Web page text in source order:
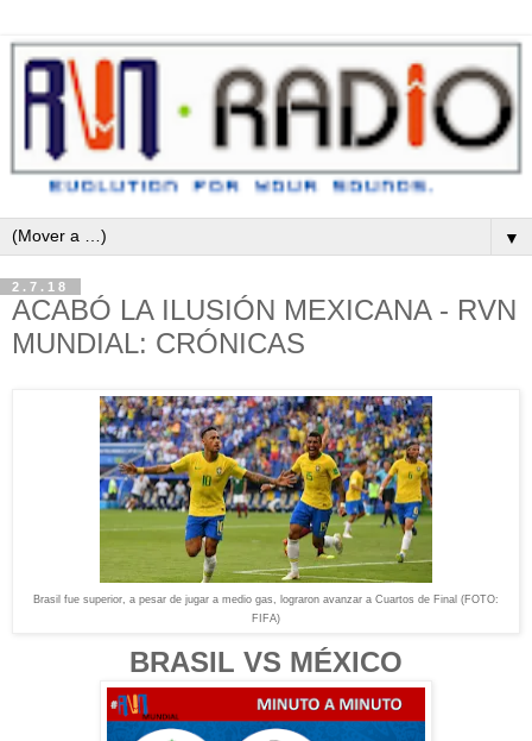
▼
2.7.18
ACABÓ LA ILUSIÓN MEXICANA - RVN
MUNDIAL: CRÓNICAS
Brasil fue superior, a pesar de jugar a medio gas, lograron avanzar a Cuartos de Final (FOTO:
FIFA)
BRASIL VS MÉXICO